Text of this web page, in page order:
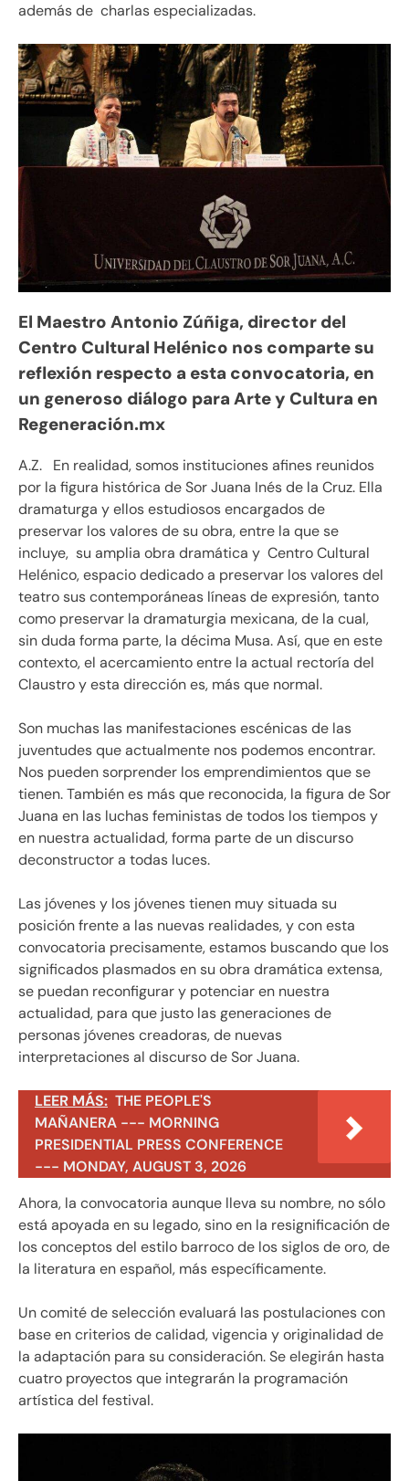
además de charlas especializadas.
El Maestro Antonio Zúñiga, director del
Centro Cultural Helénico nos comparte su
reflexión respecto a esta convocatoria, en
un generoso diálogo para Arte y Cultura en
Regeneración.mx
A.Z. En realidad, somos instituciones afines reunidos
por la figura histórica de Sor Juana Inés de la Cruz. Ella
dramaturga y ellos estudiosos encargados de
preservar los valores de su obra, entre la que se
incluye, su amplia obra dramática y Centro Cultural
Helénico, espacio dedicado a preservar los valores del
teatro sus contemporáneas líneas de expresión, tanto
como preservar la dramaturgia mexicana, de la cual,
sin duda forma parte, la décima Musa. Así, que en este
contexto, el acercamiento entre la actual rectoría del
Claustro y esta dirección es, más que normal.
Son muchas las manifestaciones escénicas de las
juventudes que actualmente nos podemos encontrar.
Nos pueden sorprender los emprendimientos que se
tienen. También es más que reconocida, la figura de Sor
Juana en las luchas feministas de todos los tiempos y
en nuestra actualidad, forma parte de un discurso
deconstructor a todas luces.
Las jóvenes y los jóvenes tienen muy situada su
posición frente a las nuevas realidades, y con esta
convocatoria precisamente, estamos buscando que los
significados plasmados en su obra dramática extensa,
se puedan reconfigurar y potenciar en nuestra
actualidad, para que justo las generaciones de
personas jóvenes creadoras, de nuevas
interpretaciones al discurso de Sor Juana.
LEER MÁS: THE PEOPLE'S
MAÑANERA --- MORNING
PRESIDENTIAL PRESS CONFERENCE
--- MONDAY, AUGUST 3, 2026
Ahora, la convocatoria aunque lleva su nombre, no sólo
está apoyada en su legado, sino en la resignificación de
los conceptos del estilo barroco de los siglos de oro, de
la literatura en español, más específicamente.
Un comité de selección evaluará las postulaciones con
base en criterios de calidad, vigencia y originalidad de
la adaptación para su consideración. Se elegirán hasta
cuatro proyectos que integrarán la programación
artística del festival.